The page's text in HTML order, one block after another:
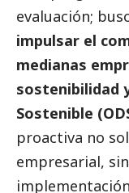
evaluación;
impulsar el
medianas
sostenibilidad
Sostenible
proactiva no
empresarial,